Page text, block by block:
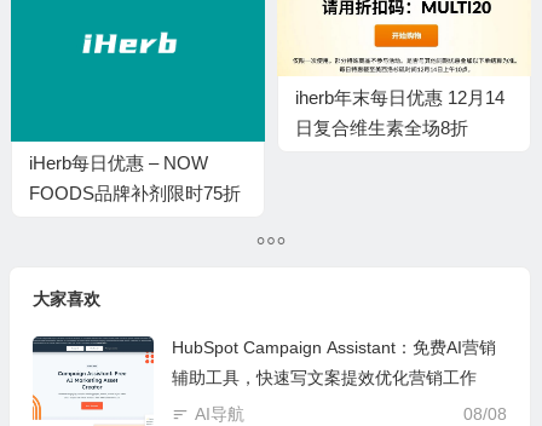
iHerb每日优惠 – NOW
FOODS品牌补剂限时75折
iherb年末每日优惠 12月14
日复合维生素全场8折
大家喜欢
HubSpot Campaign Assistant：免费AI营销
辅助工具，快速写文案提效优化营销工作
08/08
AI导航